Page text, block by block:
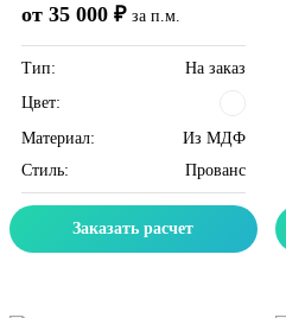
от 35 000 ₽ за п.м.
Тип:
На заказ
Цвет:
Материал:
Из МДФ
Стиль:
Прованс
Заказать расчет